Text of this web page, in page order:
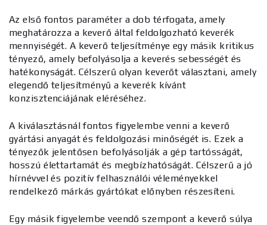
Az első fontos paraméter a dob térfogata, amely
meghatározza a keverő által feldolgozható keverék
mennyiségét. A keverő teljesítménye egy másik kritikus
tényező, amely befolyásolja a keverés sebességét és
hatékonyságát. Célszerű olyan keverőt választani, amely
elegendő teljesítményű a keverék kívánt
konzisztenciájának eléréséhez.
A kiválasztásnál fontos figyelembe venni a keverő
gyártási anyagát és feldolgozási minőségét is. Ezek a
tényezők jelentősen befolyásolják a gép tartósságát,
hosszú élettartamát és megbízhatóságát. Célszerű a jó
hírnévvel és pozitív felhasználói véleményekkel
rendelkező márkás gyártókat előnyben részesíteni.
Egy másik figyelembe veendő szempont a keverő súlya